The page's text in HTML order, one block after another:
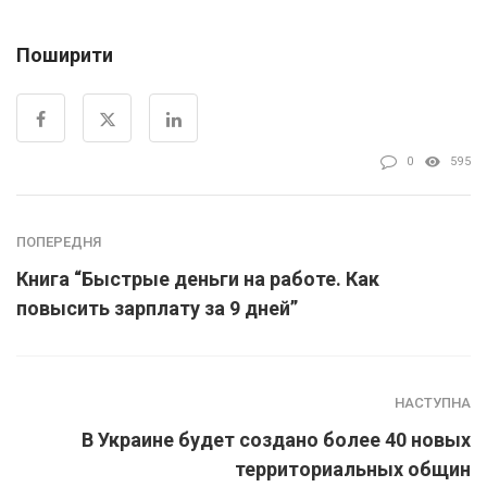
Поширити
0 595
ПОПЕРЕДНЯ
Книга “Быстрые деньги на работе. Как
повысить зарплату за 9 дней”
НАСТУПНА
В Украине будет создано более 40 новых
территориальных общин